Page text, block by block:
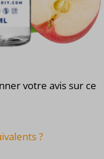
votre avis sur ce
?